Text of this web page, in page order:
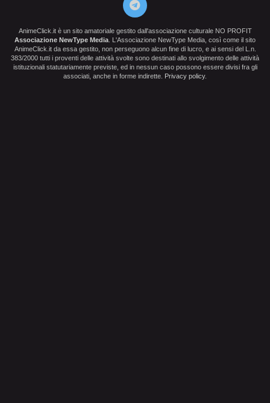
AnimeClick.it è un sito amatoriale gestito dall'associazione culturale NO PROFIT
Associazione NewType Media . L'Associazione NewType Media, così come il sito
AnimeClick.it da essa gestito, non perseguono alcun fine di lucro, e ai sensi del L.n.
383/2000 tutti i proventi delle attività svolte sono destinati allo svolgimento delle attività
istituzionali statutariamente previste, ed in nessun caso possono essere divisi fra gli
associati, anche in forme indirette. Privacy policy.